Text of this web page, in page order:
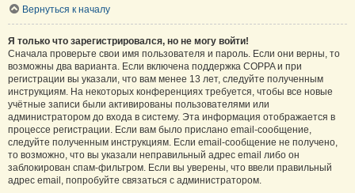
Вернуться к началу
Я только что зарегистрировался, но не могу войти!
Сначала проверьте свои имя пользователя и пароль. Если они верны, то
возможны два варианта. Если включена поддержка COPPA и при
регистрации вы указали, что вам менее 13 лет, следуйте полученным
инструкциям. На некоторых конференциях требуется, чтобы все новые
учётные записи были активированы пользователями или
администратором до входа в систему. Эта информация отображается в
процессе регистрации. Если вам было прислано email-сообщение,
следуйте полученным инструкциям. Если email-сообщение не получено,
то возможно, что вы указали неправильный адрес email либо он
заблокирован спам-фильтром. Если вы уверены, что ввели правильный
адрес email, попробуйте связаться с администратором.